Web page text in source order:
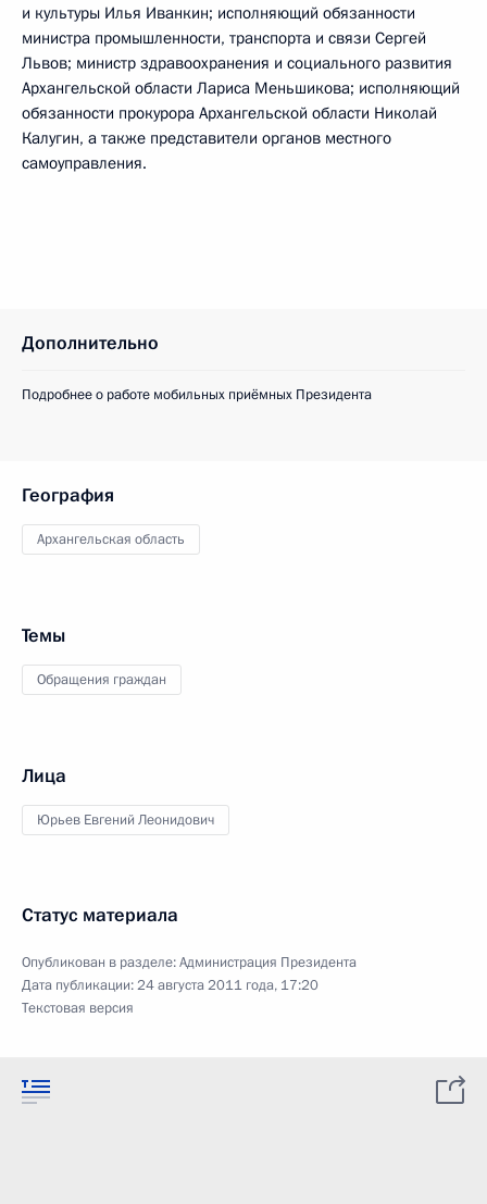
и культуры Илья Иванкин; исполняющий обязанности
министра промышленности, транспорта и связи Сергей
Львов; министр здравоохранения и социального развития
Архангельской области Лариса Меньшикова; исполняющий
обязанности прокурора Архангельской области Николай
Калугин, а также представители органов местного
самоуправления.
Дополнительно
Подробнее о работе мобильных приёмных Президента
География
Архангельская область
Темы
Обращения граждан
Лица
Юрьев Евгений Леонидович
Статус материала
Опубликован в разделе:Администрация Президента
Дата публикации:24 августа 2011 года, 17:20
Текстовая версия